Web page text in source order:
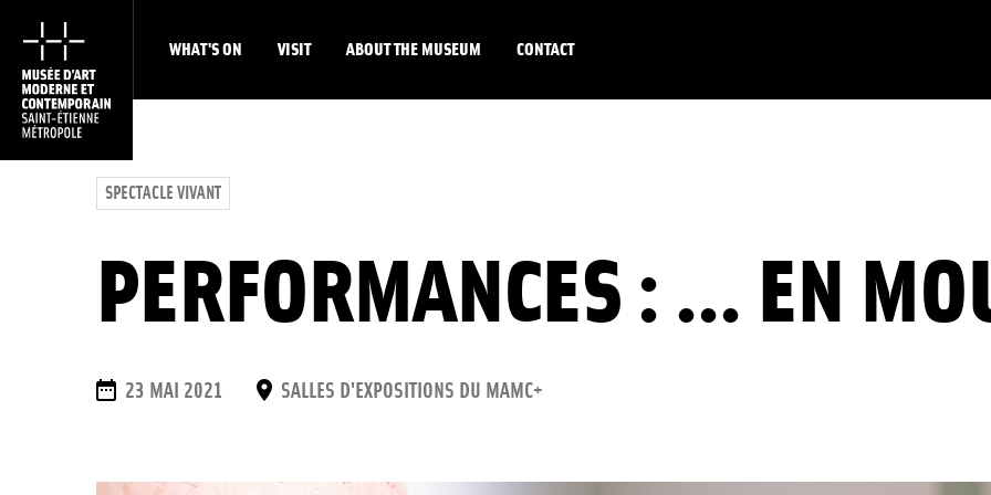
WHAT'S ON VISIT ABOUT THE MUSEUM CONTACT
SPECTACLE VIVANT
PERFORMANCES : ... EN
DATES
23 MAI 2021 PLACE
SALLES D'EXPOSITIONS DU MAMC+